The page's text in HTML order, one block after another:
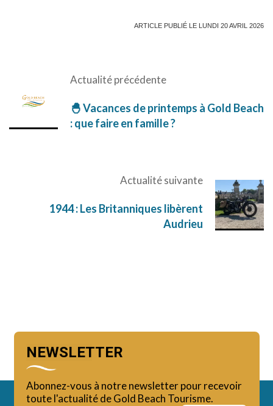
ARTICLE PUBLIÉ LE LUNDI 20 AVRIL 2026
Actualité précédente
🐣 Vacances de printemps à Gold Beach
: que faire en famille ?
Actualité suivante
1944 : Les Britanniques libèrent
Audrieu
NEWSLETTER
Abonnez-vous à notre newsletter pour recevoir
toute l'actualité de Gold Beach Tourisme.